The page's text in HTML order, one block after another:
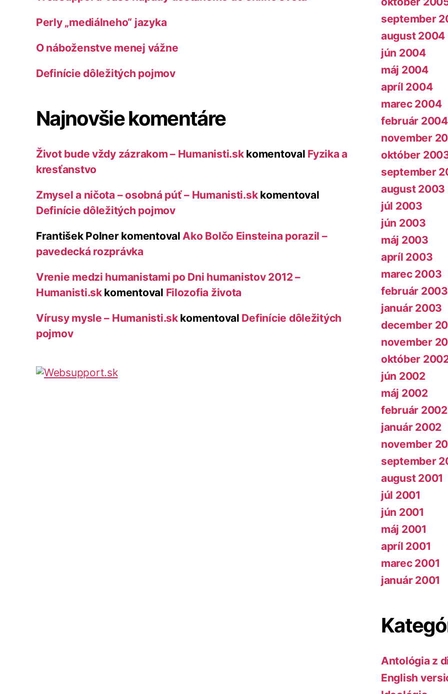
Perly „mediálneho“ jazyka
O náboženstve menej vážne
Definície dôležitých pojmov
Najnovšie komentáre
Život bude vždy zázrakom – Humanisti.skkomentoval Fyzika a
kresťanstvo
Zmysel a ničota – osobná púť – Humanisti.skkomentoval
Definície dôležitých pojmov
František Polnerkomentoval Ako Bolčo Einsteina porazil –
pavedecká rozprávka
Vrenie medzi humanistami po Dni humanistov 2012 –
Humanisti.skkomentoval Filozofia života
Vírusy mysle – Humanisti.skkomentoval Definície dôležitých
pojmov
september
august 2004
jún 2004
máj 2004
apríl 2004
marec 2004
február 2004
november
október
september
august 2003
júl 2003
jún 2003
máj 2003
apríl 2003
marec 2003
február 2003
január 2003
december
november
október
jún 2002
máj 2002
február 2002
január 2002
november
september
august 2001
júl 2001
jún 2001
máj 2001
apríl 2001
marec 2001
január 2001
Antológia z
English